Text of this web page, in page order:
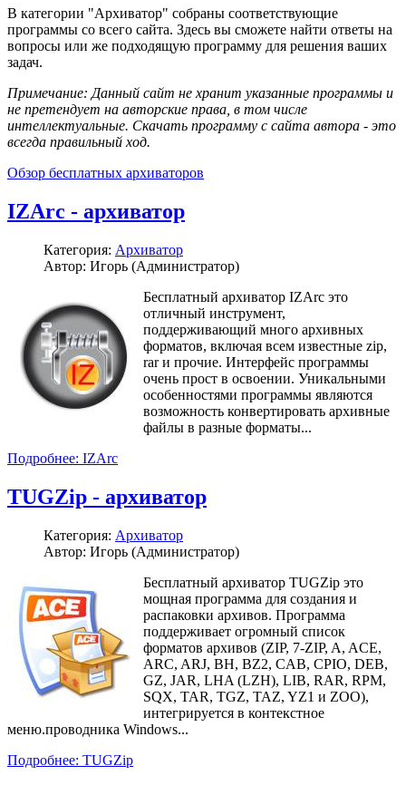
В категории "Архиватор" собраны соответствующие
программы со всего сайта. Здесь вы сможете найти ответы на
вопросы или же подходящую программу для решения ваших
задач.
Примечание: Данный сайт не хранит указанные программы и
не претендует на авторские права, в том числе
интеллектуальные. Скачать программу с сайта автора - это
всегда правильный ход.
Обзор бесплатных архиваторов
IZArc - архиватор
Категория: Архиватор
Автор: Игорь (Администратор)
Бесплатный архиватор IZArc это
отличный инструмент,
поддерживающий много архивных
форматов, включая всем известные zip,
rar и прочие. Интерфейс программы
очень прост в освоении. Уникальными
особенностями программы являются
возможность конвертировать архивные
файлы в разные форматы...
Подробнее: IZArc
TUGZip - архиватор
Категория: Архиватор
Автор: Игорь (Администратор)
Бесплатный архиватор TUGZip это
мощная программа для создания и
распаковки архивов. Программа
поддерживает огромный список
форматов архивов (ZIP, 7-ZIP, A, ACE,
ARC, ARJ, BH, BZ2, CAB, CPIO, DEB,
GZ, JAR, LHA (LZH), LIB, RAR, RPM,
SQX, TAR, TGZ, TAZ, YZ1 и ZOO),
интегрируется в контекстное
меню.проводника Windows...
Подробнее: TUGZip